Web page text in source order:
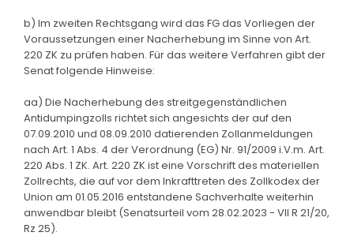
b) Im zweiten Rechtsgang wird das FG das Vorliegen der
Voraussetzungen einer Nacherhebung im Sinne von Art.
220 ZK zu prüfen haben. Für das weitere Verfahren gibt der
Senat folgende Hinweise:
aa) Die Nacherhebung des streitgegenständlichen
Antidumpingzolls richtet sich angesichts der auf den
07.09.2010 und 08.09.2010 datierenden Zollanmeldungen
nach Art. 1 Abs. 4 der Verordnung (EG) Nr. 91/2009 i.V.m. Art.
220 Abs. 1 ZK. Art. 220 ZK ist eine Vorschrift des materiellen
Zollrechts, die auf vor dem Inkrafttreten des Zollkodex der
Union am 01.05.2016 entstandene Sachverhalte weiterhin
anwendbar bleibt (Senatsurteil vom 28.02.2023 - VII R 21/20,
Rz 25).